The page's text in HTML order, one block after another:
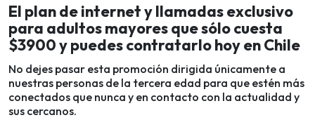
El plan de internet y llamadas exclusivo
para adultos mayores que sólo cuesta
$3900 y puedes contratarlo hoy en Chile
No dejes pasar esta promoción dirigida únicamente a
nuestras personas de la tercera edad para que estén más
conectados que nunca y en contacto con la actualidad y
sus cercanos.